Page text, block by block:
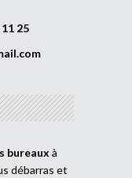
25
bureaux à
débarras et